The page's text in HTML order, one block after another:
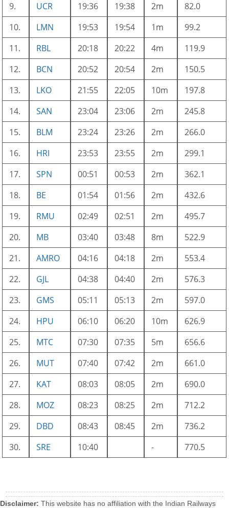
9.
UCR 19:36 19:38 2m
82.0
10.
LMN 19:53 19:54 1m
99.2
11.
RBL 20:18 20:22 4m
119.9
12.
BCN 20:52 20:54 2m
150.5
13.
LKO 21:55 22:05 10m
197.8
14.
SAN 23:04 23:06 2m
245.8
15.
BLM 23:24 23:26 2m
266.0
16.
HRI 23:53 23:55 2m
299.1
17.
SPN 00:51 00:53 2m
362.1
18.
BE 01:54 01:56 2m
432.6
19.
RMU 02:49 02:51 2m
495.7
20.
MB 03:40 03:48 8m
522.9
21.
AMRO 04:16 04:18 2m
553.4
22.
GJL 04:38 04:40 2m
576.3
23.
GMS 05:11 05:13 2m
597.0
24.
HPU 06:10 06:20 10m
626.9
25.
MTC 07:30 07:35 5m
656.6
26.
MUT 07:40 07:42 2m
661.0
27.
KAT 08:03 08:05 2m
690.0
28.
MOZ 08:23 08:25 2m
712.2
29.
DBD 08:43 08:45 2m
736.2
30.
SRE 10:40 - 770.5
Disclaimer: This website has no affiliation with the Indian Railways